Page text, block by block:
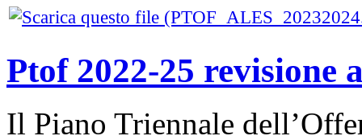
Ptof 2022-25 revisione
Il Piano Triennale